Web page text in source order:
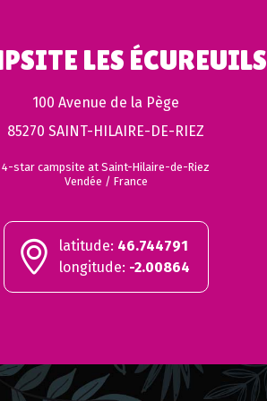
LES ÉCUREUILS
100 Avenue de la Pège
85270 SAINT-HILAIRE-DE-RIEZ
4-star campsite at Saint-Hilaire-de-Riez
Vendée / France
latitude: 46.744791
longitude: -2.00864